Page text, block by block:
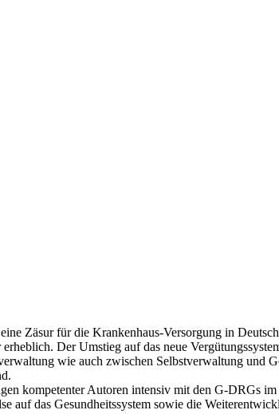
Zäsur für die Krankenhaus-Versorgung in
Der Umstieg auf das neue
wie auch zwischen Selbstverwaltung und
kompetenter Autoren intensiv mit den G-DRGs
auf das Gesundheitssystem sowie die